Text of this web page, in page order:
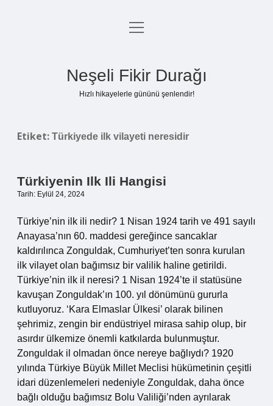
Anasayfa
menüyü
Neşeli Fikir Durağı
Hızlı hikayelerle gününü şenlendir!
Etiket: Türkiyede ilk vilayeti neresidir
Türkiyenin Ilk Ili Hangisi
Tarih: Eylül 24, 2024
Türkiye’nin ilk ili nedir? 1 Nisan 1924 tarih ve 491 sayılı
Anayasa’nın 60. maddesi gereğince sancaklar
kaldırılınca Zonguldak, Cumhuriyet’ten sonra kurulan
ilk vilayet olan bağımsız bir valilik haline getirildi.
Türkiye’nin ilk il neresi? 1 Nisan 1924’te il statüsüne
kavuşan Zonguldak’ın 100. yıl dönümünü gururla
kutluyoruz. ‘Kara Elmaslar Ülkesi’ olarak bilinen
şehrimiz, zengin bir endüstriyel mirasa sahip olup, bir
asırdır ülkemize önemli katkılarda bulunmuştur.
Zonguldak il olmadan önce nereye bağlıydı? 1920
yılında Türkiye Büyük Millet Meclisi hükümetinin çeşitli
idari düzenlemeleri nedeniyle Zonguldak, daha önce
bağlı olduğu bağımsız Bolu Valiliği’nden ayrılarak